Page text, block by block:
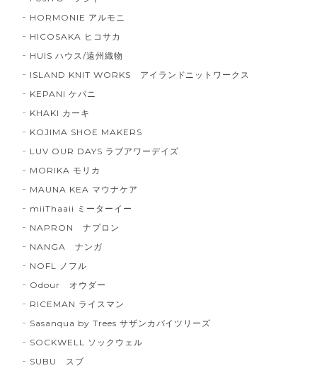
HORMONIE アルモニ
HICOSAKA ヒコサカ
HUIS ハウス/遠州織物
ISLAND KNIT WORKS アイランドニットワークス
KEPANI ケパニ
KHAKI カーキ
KOJIMA SHOE MAKERS
LUV OUR DAYS ラブアワーデイズ
MORIKA モリカ
MAUNA KEA マウナケア
miiThaaii ミーターイー
NAPRON ナプロン
NANGA ナンガ
NOFL ノフル
Odour オウダー
RICEMAN ライスマン
Sasanqua by Trees サザンカバイツリーズ
SOCKWELL ソックウェル
SUBU スブ